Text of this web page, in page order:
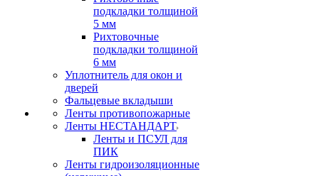
подкладки толщиной
5 мм
Рихтовочные
подкладки толщиной
6 мм
Уплотнитель для окон и
дверей
Фальцевые вкладыши
Ленты противопожарные
Ленты НЕСТАНДАРТ
Ленты и ПСУЛ для
ПИК
Ленты гидроизоляционные